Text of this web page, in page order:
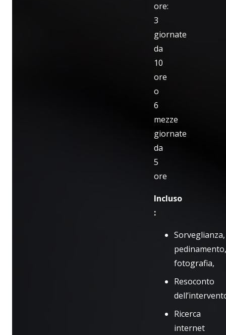
ore:
3
giornate
da
10
ore
o
6
mezze
giornate
da
5
ore
Incluso
:
Sorveglianza,
pedinamento,
fotografia,
Resoconto
Ricerca
internet